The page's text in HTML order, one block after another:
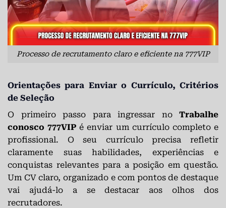
Processo de recrutamento claro e eficiente na 777VIP
Orientações para Enviar o Currículo, Critérios
de Seleção
O primeiro passo para ingressar no Trabalhe
conosco 777VIP é enviar um currículo completo e
profissional. O seu currículo precisa refletir
claramente suas habilidades, experiências e
conquistas relevantes para a posição em questão.
Um CV claro, organizado e com pontos de destaque
vai ajudá-lo a se destacar aos olhos dos
recrutadores.